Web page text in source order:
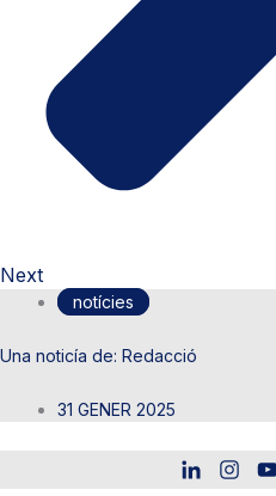
Next
notícies
Redacció
31 GENER 2025